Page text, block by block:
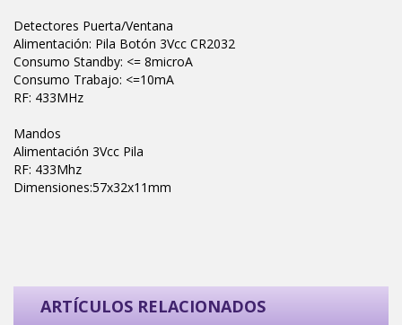
Detectores Puerta/Ventana
Alimentación: Pila Botón 3Vcc CR2032
Consumo Standby: <= 8microA
Consumo Trabajo: <=10mA
RF: 433MHz
Mandos
Alimentación 3Vcc Pila
RF: 433Mhz
Dimensiones:57x32x11mm
ARTÍCULOS RELACIONADOS